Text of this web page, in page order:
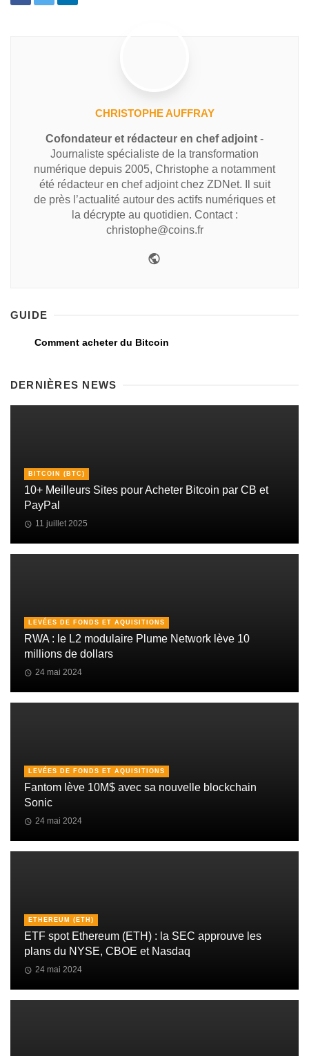
CHRISTOPHE AUFFRAY
Cofondateur et rédacteur en chef adjoint -
Journaliste spécialiste de la transformation
numérique depuis 2005, Christophe a notamment
été rédacteur en chef adjoint chez ZDNet. Il suit
de près l’actualité autour des actifs numériques et
la décrypte au quotidien. Contact :
christophe@coins.fr
GUIDE
Comment acheter du Bitcoin
DERNIÈRES NEWS
BITCOIN (BTC)
10+ Meilleurs Sites pour Acheter Bitcoin par CB et
PayPal
11 juillet 2025
LEVÉES DE FONDS ET AQUISITIONS
RWA : le L2 modulaire Plume Network lève 10
millions de dollars
24 mai 2024
LEVÉES DE FONDS ET AQUISITIONS
Fantom lève 10M$ avec sa nouvelle blockchain
Sonic
24 mai 2024
ETHEREUM (ETH)
ETF spot Ethereum (ETH) : la SEC approuve les
plans du NYSE, CBOE et Nasdaq
24 mai 2024